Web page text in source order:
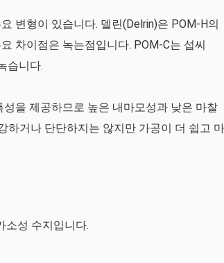
변형이 있습니다. 델린(Delrin)은 POM-H의
차이점은 녹는점입니다. POM-C는 섭씨
습니다.
을 제공하므로 높은 내마모성과 낮은 마찰
하거나 단단하지는 않지만 가공이 더 쉽고 마
소성 수지입니다.